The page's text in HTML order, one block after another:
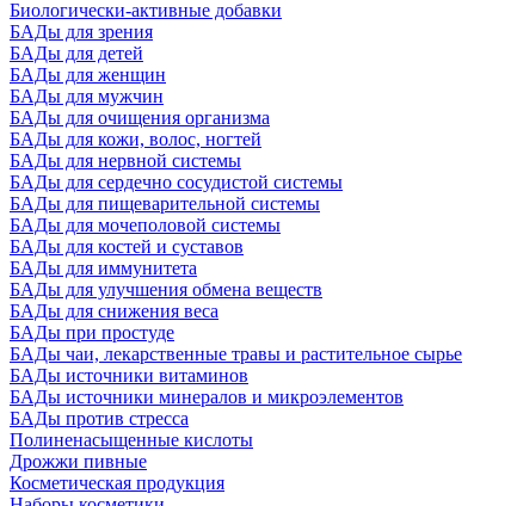
Биологически-активные добавки
БАДы для зрения
БАДы для детей
БАДы для женщин
БАДы для мужчин
БАДы для очищения организма
БАДы для кожи, волос, ногтей
БАДы для нервной системы
БАДы для сердечно сосудистой системы
БАДы для пищеварительной системы
БАДы для мочеполовой системы
БАДы для костей и суставов
БАДы для иммунитета
БАДы для улучшения обмена веществ
БАДы для снижения веса
БАДы при простуде
БАДы чаи, лекарственные травы и растительное сырье
БАДы источники витаминов
БАДы источники минералов и микроэлементов
БАДы против стресса
Полиненасыщенные кислоты
Дрожжи пивные
Косметическая продукция